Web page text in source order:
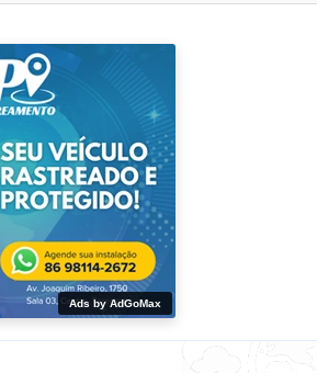
Ads by AdGoMax